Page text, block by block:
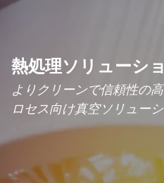
熱処理ソリューシ
よりクリーンで信頼性の
ロセス向け真空ソリュー